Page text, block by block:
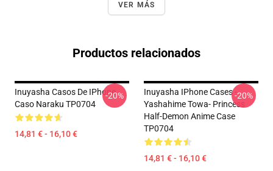
VER MÁS
Productos relacionados
Inuyasha Casos De IPhone -
Caso Naraku TP0704
14,81 € - 16,10 €
-20%
Inuyasha IPhone Cases -
Yashahime Towa- Princess
Half-Demon Anime Case
TP0704
14,81 € - 16,10 €
-20%